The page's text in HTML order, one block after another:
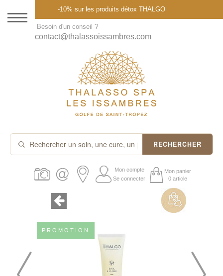
DESTINATION
THALASSO SPA
CURES ET FORFAITS
SOINS À LA CARTE
ABONNEMENTS
PROMOS
-10% sur les produits détox THALGO
Besoin d'un conseil ?
contact@thalassoissambres.com
RECHERCHER
Mon compte
Se connecter
Mon panier
0 article
PROMOTION